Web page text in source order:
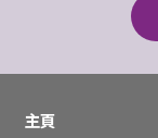
主頁